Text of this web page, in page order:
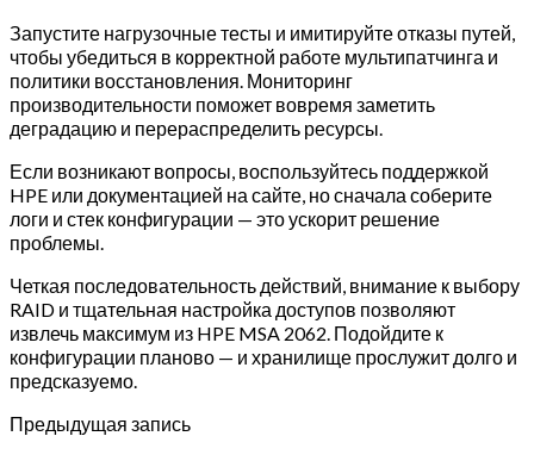
Запустите нагрузочные тесты и имитируйте отказы путей,
чтобы убедиться в корректной работе мультипатчинга и
политики восстановления. Мониторинг
производительности поможет вовремя заметить
деградацию и перераспределить ресурсы.
Если возникают вопросы, воспользуйтесь поддержкой
HPE или документацией на сайте, но сначала соберите
логи и стек конфигурации — это ускорит решение
проблемы.
Четкая последовательность действий, внимание к выбору
RAID и тщательная настройка доступов позволяют
извлечь максимум из HPE MSA 2062. Подойдите к
конфигурации планово — и хранилище прослужит долго и
предсказуемо.
Предыдущая запись